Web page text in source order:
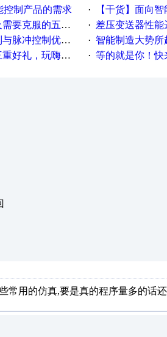
控制产品的需求 · 【干货】面向
克服的五个障碍 · 差压变送器性能达
冲控制优缺点 · 智能制造大势所趋
礼，玩嗨夏日！ · 等的就是你！快来
用的仿真,要是真的程序量多的话